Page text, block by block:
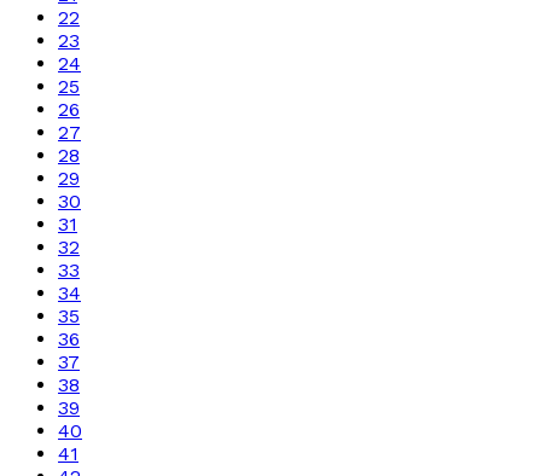
22
23
24
25
26
27
28
29
30
31
32
33
34
35
36
37
38
39
40
41